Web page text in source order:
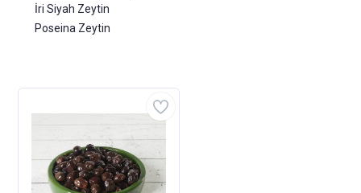
İri Siyah Zeytin
Poseina Zeytin